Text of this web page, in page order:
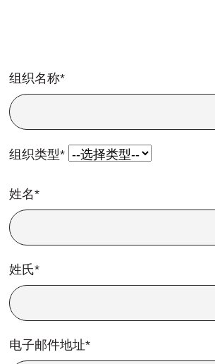
组织名称*
组织类型*
姓名*
姓氏*
电子邮件地址*